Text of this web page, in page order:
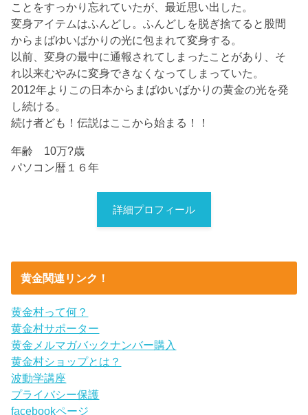
ことをすっかり忘れていたが、最近思い出した。
変身アイテムはふんどし。ふんどしを脱ぎ捨てると股間
からまばゆいばかりの光に包まれて変身する。
以前、変身の最中に通報されてしまったことがあり、そ
れ以来むやみに変身できなくなってしまっていた。
2012年よりこの日本からまばゆいばかりの黄金の光を発
し続ける。
続け者ども！伝説はここから始まる！！
年齢 10万?歳
パソコン暦１６年
詳細プロフィール
黄金関連リンク！
黄金村って何？
黄金村サポーター
黄金メルマガバックナンバー購入
黄金村ショップとは？
波動学講座
プライバシー保護
facebookページ